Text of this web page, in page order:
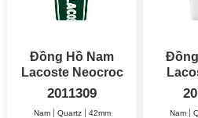
Đồng Hồ Nam
Lacoste Neocroc
42mm
2011309
Nam Quartz 42mm Nam